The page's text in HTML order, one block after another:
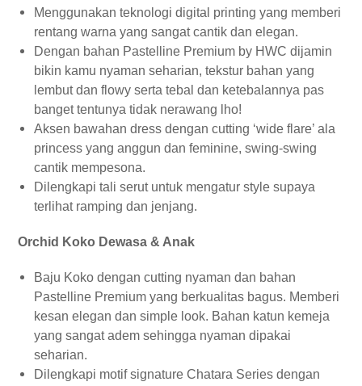
Menggunakan teknologi digital printing yang memberi
rentang warna yang sangat cantik dan elegan.
Dengan bahan Pastelline Premium by HWC dijamin
bikin kamu nyaman seharian, tekstur bahan yang
lembut dan flowy serta tebal dan ketebalannya pas
banget tentunya tidak nerawang lho!
Aksen bawahan dress dengan cutting ‘wide flare’ ala
princess yang anggun dan feminine, swing-swing
cantik mempesona.
Dilengkapi tali serut untuk mengatur style supaya
terlihat ramping dan jenjang.
Orchid Koko Dewasa & Anak
Baju Koko dengan cutting nyaman dan bahan
Pastelline Premium yang berkualitas bagus. Memberi
kesan elegan dan simple look. Bahan katun kemeja
yang sangat adem sehingga nyaman dipakai
seharian.
Dilengkapi motif signature Chatara Series dengan